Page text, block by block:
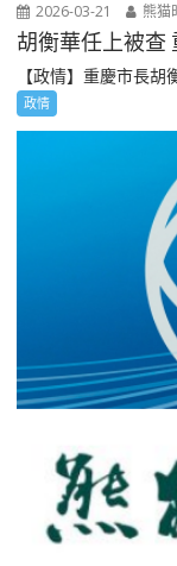
2026-03-21 熊猫
胡衡華任上被查
【政情】重慶市長胡
政情